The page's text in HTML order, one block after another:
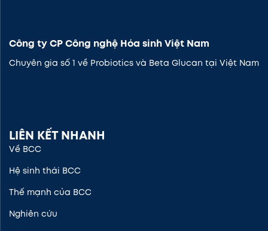
Công ty CP Công nghệ Hóa sinh Việt Nam
Chuyên gia số 1 về Probiotics và Beta Glucan tại Việt Nam
LIÊN KẾT NHANH
Về BCC
Hệ sinh thái BCC
Thế mạnh của BCC
Nghiên cứu